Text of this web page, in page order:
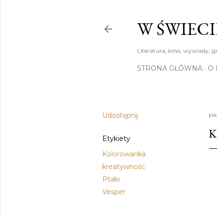
W
Literatura, kino, wywiady,
STRONA GŁÓWNA O
Udostępnij
Etykiety
Kolorowanka
kreatywność
Ptaki
Vesper